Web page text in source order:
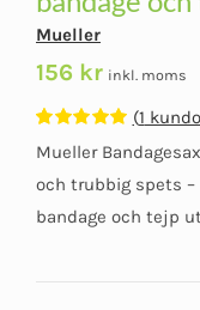
Mueller
156 kr inkl. moms
Betygsatt
5.00av 5
baserat på
1
kundomdöme
(1
Mueller
och trubbig spets
bandage och tejp